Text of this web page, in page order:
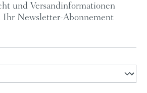
und Versandinformationen
Ihr Newsletter-Abonnement